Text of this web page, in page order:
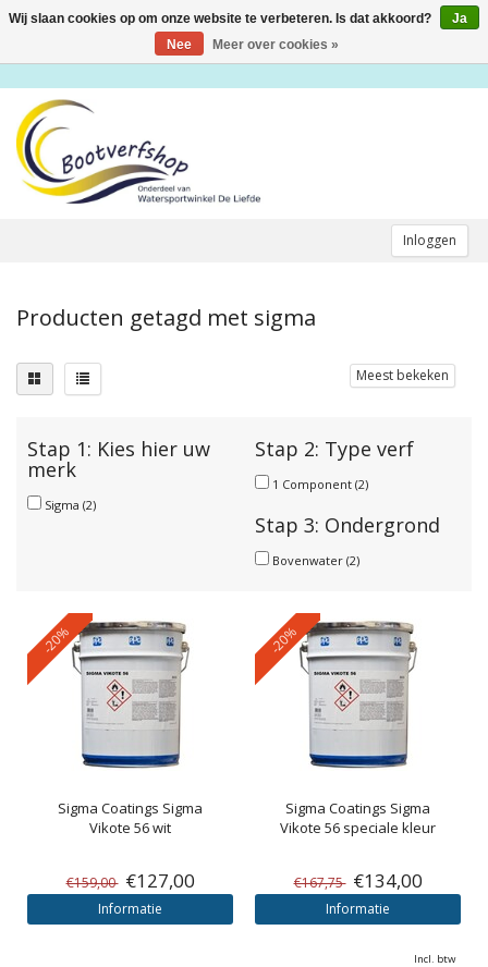
Inloggen
Toggle
Producten getagd met sigma
Meest bekeken
Stap 1: Kies hier uw
merk
Sigma (2)
Stap 2: Type verf
1 Component (2)
Stap 3: Ondergrond
Bovenwater (2)
-20%
Sigma Coatings Sigma
Vikote 56 wit
€159,00 €127,00
Informatie
-20%
Sigma Coatings Sigma
Vikote 56 speciale kleur
€167,75 €134,00
Informatie
Incl. btw
Wij slaan cookies op om onze website te verbeteren. Is dat akkoord?
Ja
Nee
Meer over cookies »